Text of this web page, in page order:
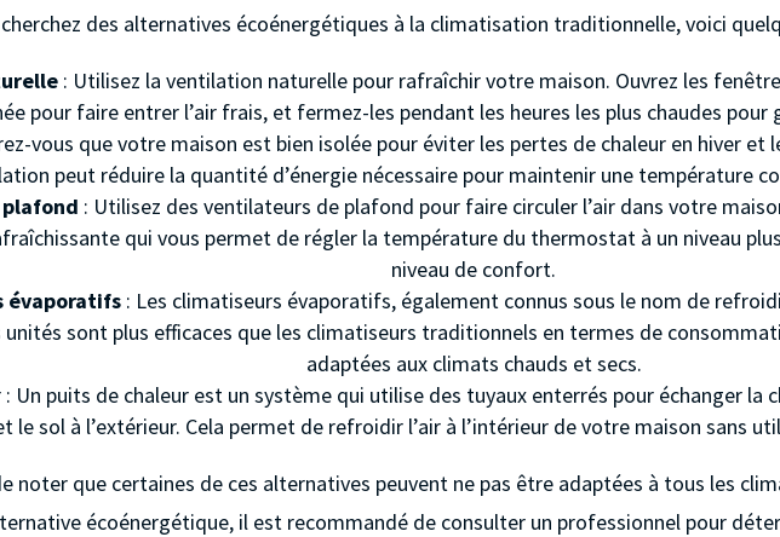
des alternatives écoénergétiques à la climatisation traditionnelle, voici
: Utilisez la ventilation naturelle pour rafraîchir votre maison. Ouvrez les
pour faire entrer l’air frais, et fermez-les pendant les heures les plus chaudes pour
vous que votre maison est bien isolée pour éviter les pertes de chaleur en hiver et
peut réduire la quantité d’énergie nécessaire pour maintenir une température
: Utilisez des ventilateurs de plafond pour faire circuler l’air dans votre
qui vous permet de régler la température du thermostat à un niveau
niveau de confort.
évaporatifs: Les climatiseurs évaporatifs, également connus sous le nom de
unités sont plus efficaces que les climatiseurs traditionnels en termes de
adaptées aux climats chauds et secs.
Un puits de chaleur est un système qui utilise des tuyaux enterrés pour échanger la
le sol à l’extérieur. Cela permet de refroidir l’air à l’intérieur de votre maison sans
noter que certaines de ces alternatives peuvent ne pas être adaptées à tous les
écoénergétique, il est recommandé de consulter un professionnel pour